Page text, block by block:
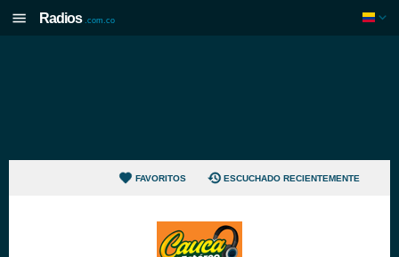
Radios .com.co
FAVORITOS ESCUCHADO RECIENTEMENTE